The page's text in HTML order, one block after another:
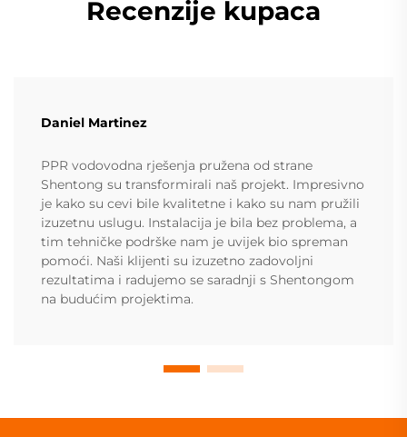
Recenzije kupaca
Daniel Martinez
PPR vodovodna rješenja pružena od strane
Shentong su transformirali naš projekt. Impresivno
je kako su cevi bile kvalitetne i kako su nam pružili
izuzetnu uslugu. Instalacija je bila bez problema, a
tim tehničke podrške nam je uvijek bio spreman
pomoći. Naši klijenti su izuzetno zadovoljni
rezultatima i radujemo se saradnji s Shentongom
na budućim projektima.